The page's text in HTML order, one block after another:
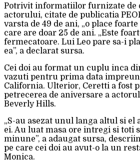
Potrivit informatiilor furnizate de
actorului, citate de publicatia
varsta de 49 de ani, „o place
care are doar 25 de ani. „Este
fermecatoare. Lui Leo pare sa-i
ea”, a declarat sursa.
Cei doi au format un cuplu inca
vazuti pentru prima data
California. Ulterior, Ceretti a fost
petrecerea de aniversare a
Beverly Hills.
„S-au asezat unul langa altul si
ei. Au luat masa ore intregi si toti
minune”, a adaugat sursa,
pe care cei doi au avut-o la un
Monica.